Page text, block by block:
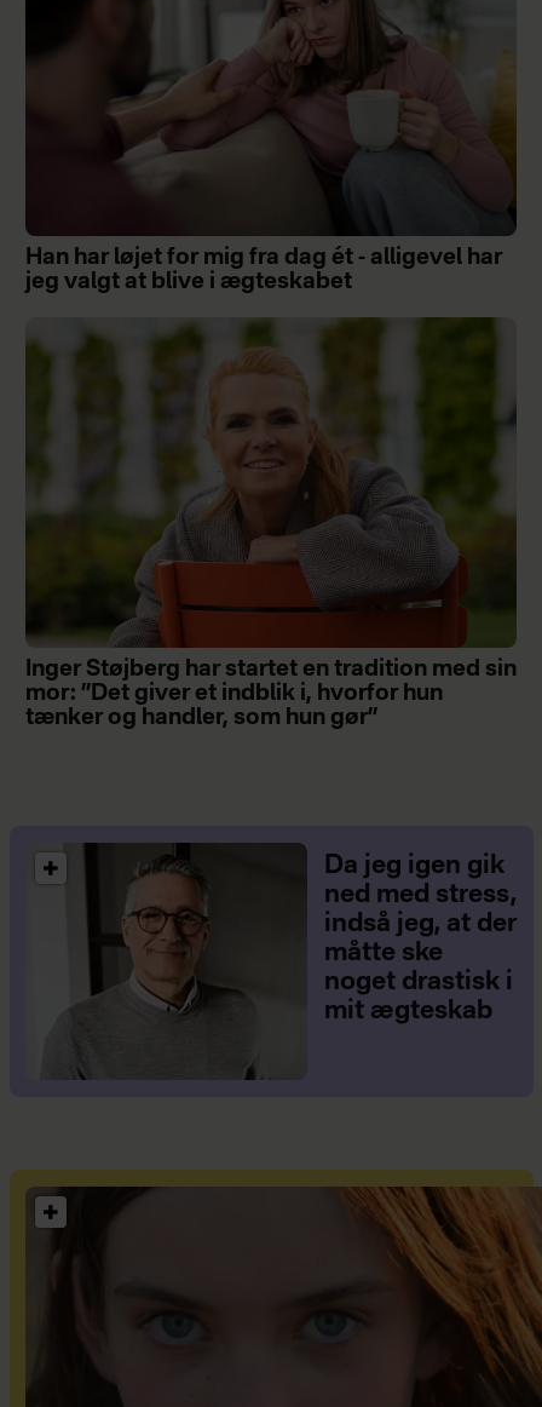
Han har løjet for mig fra dag ét - alligevel har
jeg valgt at blive i ægteskabet
Inger Støjberg har startet en tradition med sin
mor: ”Det giver et indblik i, hvorfor hun
tænker og handler, som hun gør”
Da jeg igen gik
ned med stress,
indså jeg, at der
måtte ske
noget drastisk i
mit ægteskab